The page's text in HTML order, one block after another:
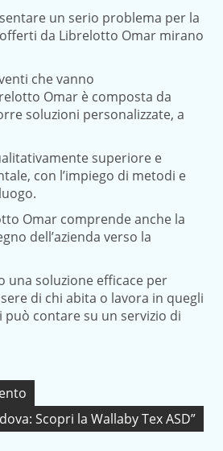
un serio problema per la
offerti da Librelotto Omar mirano
che vanno
Omar è composta da
soluzioni personalizzate, a
superiore e
con l’impiego di metodi e
Omar comprende anche la
dell’azienda verso la
una soluzione efficace per
di chi abita o lavora in quegli
può contare su un servizio di
Scopri la Wallaby Tex ASD”